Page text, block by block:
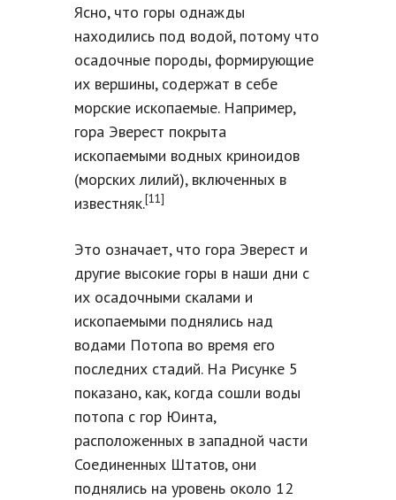
Ясно, что горы однажды
находились под водой, потому что
осадочные породы, формирующие
их вершины, содержат в себе
морские ископаемые. Например,
гора Эверест покрыта
ископаемыми водных криноидов
(морских лилий), включенных в
известняк.[11]
Это означает, что гора Эверест и
другие высокие горы в наши дни с
их осадочными скалами и
ископаемыми поднялись над
водами Потопа во время его
последних стадий. На Рисунке 5
показано, как, когда сошли воды
потопа с гор Юинта,
расположенных в западной части
Соединенных Штатов, они
поднялись на уровень около 12